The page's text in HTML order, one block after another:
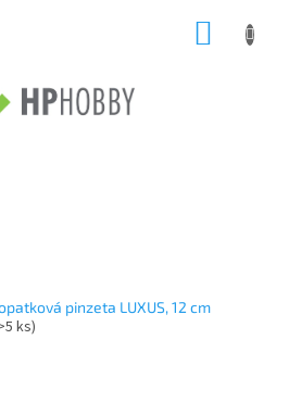
pinzeta LUXUS, 12 cm
ks)